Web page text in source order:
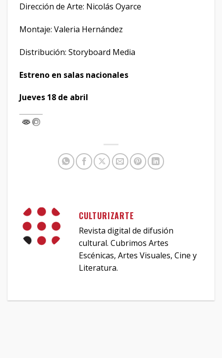
Dirección de Arte: Nicolás Oyarce
Montaje: Valeria Hernández
Distribución: Storyboard Media
Estreno en salas nacionales
Jueves 18 de abril
CULTURIZARTE
Revista digital de difusión
cultural. Cubrimos Artes
Escénicas, Artes Visuales, Cine y
Literatura.